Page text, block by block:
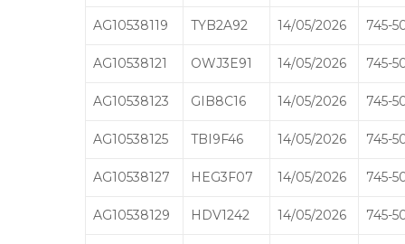
AG10538119 TYB2A92 14/05/2026 745-
AG10538121 OWJ3E91 14/05/2026 745-
AG10538123 GIB8C16 14/05/2026 745-
AG10538125 TBI9F46 14/05/2026 745-
AG10538127 HEG3F07 14/05/2026 745-
AG10538129 HDV1242 14/05/2026 745-